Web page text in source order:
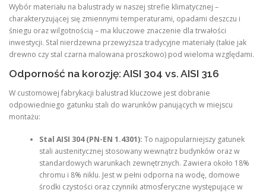
Wybór materiału na balustrady w naszej strefie klimatycznej –
charakteryzującej się zmiennymi temperaturami, opadami deszczu i
śniegu oraz wilgotnością – ma kluczowe znaczenie dla trwałości
inwestycji. Stal nierdzewna przewyższa tradycyjne materiały (takie jak
drewno czy stal czarna malowana proszkowo) pod wieloma względami.
Odporność na korozję: AISI 304 vs. AISI 316
W customowej fabrykacji balustrad kluczowe jest dobranie
odpowiedniego gatunku stali do warunków panujących w miejscu
montażu:
Stal AISI 304 (PN-EN 1.4301): To najpopularniejszy gatunek
stali austenitycznej stosowany wewnątrz budynków oraz w
standardowych warunkach zewnętrznych. Zawiera około 18%
chromu i 8% niklu. Jest w pełni odporna na wodę, domowe
środki czystości oraz czynniki atmosferyczne występujące w